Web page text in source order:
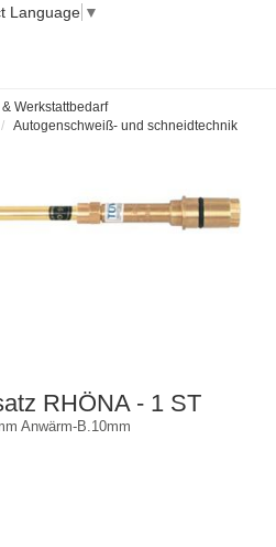
Language ▼
Werkstattbedarf
Autogenschweiß- und schneidtechnik
RHÖNA - 1 ST
Anwärm-B.10mm